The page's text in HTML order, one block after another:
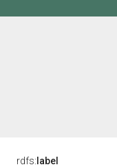
rdfs: label